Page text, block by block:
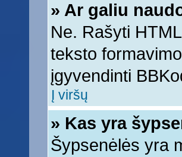
» Ar galiu
Ne. Rašyti
teksto
įgyvendinti
Į viršų
» Kas yra
Šypsenėlės yra